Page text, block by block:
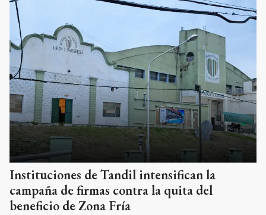
Instituciones de Tandil intensifican la
campaña de firmas contra la quita del
beneficio de Zona Fría